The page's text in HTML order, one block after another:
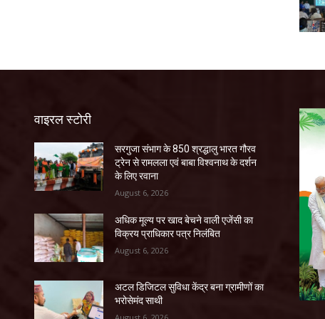
वाइरल स्टोरी
सरगुजा संभाग के 850 श्रद्धालु भारत गौरव
ट्रेन से रामलला एवं बाबा विश्वनाथ के दर्शन
के लिए रवाना
August 6, 2026
अधिक मूल्य पर खाद बेचने वाली एजेंसी का
विक्रय प्राधिकार पत्र निलंबित
August 6, 2026
अटल डिजिटल सुविधा केंद्र बना ग्रामीणों का
भरोसेमंद साथी